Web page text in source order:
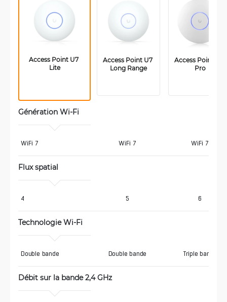
Access Point U7
Lite
Access Point U7
Long Range
Access Point U7
Pro
Génération Wi-Fi
WiFi 7 WiFi 7 WiFi 7
Flux spatial
4 5 6
Technologie Wi-Fi
Double bande Double bande Triple bande
Débit sur la bande 2,4 GHz